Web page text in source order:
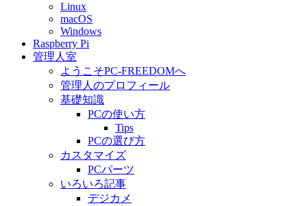
Linux
macOS
Windows
Raspberry Pi
管理人室
ようこそPC-FREEDOMへ
管理人のプロフィール
基礎知識
PCの使い方
Tips
PCの選び方
カスタマイズ
PCパーツ
いろいろ記事
デジカメ